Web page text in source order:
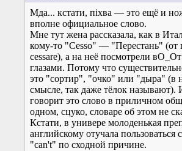
Мда... кстати, пiхва — это ещё и
вполне официальное слово.
Мне тут жена рассказала, как в
кому-то "Cesso" — "Перестань" (от
cessare), а на неё посмотрели
глазами. Потому что
это "сортир", "очко" или "дыра" (в
смысле, так даже тёлок называют).
говорит это слово в приличном
одном, сцуко, словаре об этом не
Кстати, в универе молоденькая
английскому отучала пользоваться
"can't" по сходной причине.